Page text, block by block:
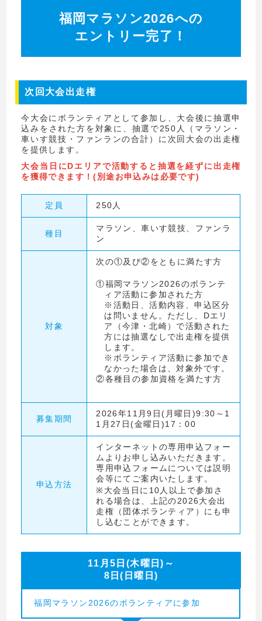
福岡マラソン2026への
エントリー完了！
次回大会出走権
今大会にボランティアとして参加し、大会後に抽選申
込みをされた方を対象に、抽選で250人（マラソン・
車いす競技・ファンランの合計）に次回大会の出走権
を提供します。
大会当日にDエリアで活動すると抽選を経ずに出走権
を獲得できます！(別途お申込みは必要です)
定員 250人
種目
マラソン、車いす競技、ファンラ
ン
対象
次の①及び②をともに満たす方
①福岡マラソン2026のボランテ
ィア活動に参加された方
※活動日、活動内容、申込区分
は問いません。ただし、Dエリ
ア（今津・北崎）で活動された
方には抽選なしで出走権を提供
します。
※ボランティア活動に参加でき
なかった場合は、対象外です。
②各種目の参加資格を満たす方
募集期間
2026年11月9日(月曜日)9:30～1
1月27日(金曜日)17：00
申込方法
インターネットの専用申込フォー
ムよりお申し込みいただきます。
専用申込フォームについては説明
会等にてご案内いたします。
※大会当日に10人以上で参加さ
れる場合は、上記の2026大会出
走権（団体ボランティア）にも申
し込むことができます。
11月5日(木曜日)～
8日(日曜日)
福岡マラソン2026のボランティアに参加